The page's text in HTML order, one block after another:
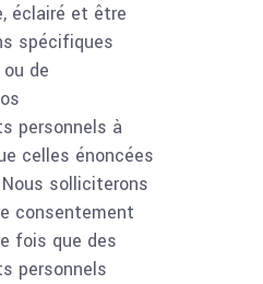
éclairé et être
spécifiques
de
personnels à
celles énoncées
solliciterons
consentement
fois que des
personnels